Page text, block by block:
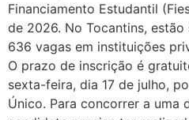
Financiamento Estudantil
de 2026. No Tocantins,
636 vagas em instituições
O prazo de inscrição é
sexta-feira, dia 17 de julho,
Único. Para concorrer a uma